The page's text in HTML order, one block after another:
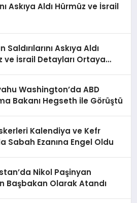
Askıya Aldı Hürmüz ve İsrail
Saldırılarını Askıya Aldı
ve İsrail Detayları Ortaya
Washington’da ABD
Bakanı Hegseth ile Görüştü
Kalendiya ve Kefr
Sabah Ezanına Engel Oldu
Nikol Paşinyan
Başbakan Olarak Atandı